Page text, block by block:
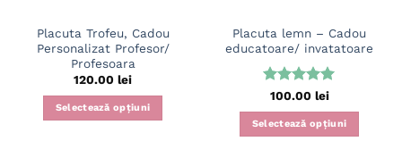
Placuta Trofeu, Cadou
Personalizat Profesor/
Profesoara
120.00 lei
Selectează opțiuni
Placuta lemn – Cadou
educatoare/ invatatoare
Evaluat la
5din 5
100.00 lei
Selectează opțiuni